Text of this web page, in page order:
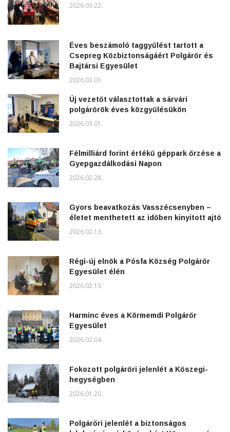
2026.03.22.
Éves beszámoló taggyűlést tartott a
Csepreg Közbiztonságáért Polgárőr és
Bajtársi Egyesület
2026.03.01.
Új vezetőt választottak a sárvári
polgárőrök éves közgyűlésükön
2026.03.01.
Félmilliárd forint értékű géppark őrzése a
Gyepgazdálkodási Napon
2026.02.28.
Gyors beavatkozás Vasszécsenyben –
életet menthetett az időben kinyitott ajtó
2026.02.13.
Régi-új elnök a Pósfa Község Polgárőr
Egyesület élén
2026.02.13.
Harminc éves a Körmemdi Polgárőr
Egyesület
2026.02.04.
Fokozott polgárőri jelenlét a Kőszegi-
hegységben
2026.01.20.
Polgárőri jelenlét a biztonságos